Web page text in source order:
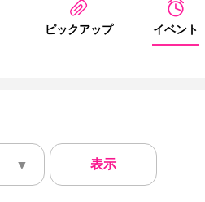
ピックアップ イベント
▼ 表示